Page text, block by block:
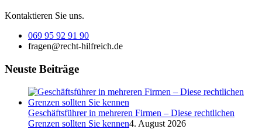
Kontaktieren Sie uns.
069 95 92 91 90
fragen@recht-hilfreich.de
Neuste Beiträge
Geschäftsführer in mehreren Firmen – Diese rechtlichen
Grenzen sollten Sie kennen4. August 2026